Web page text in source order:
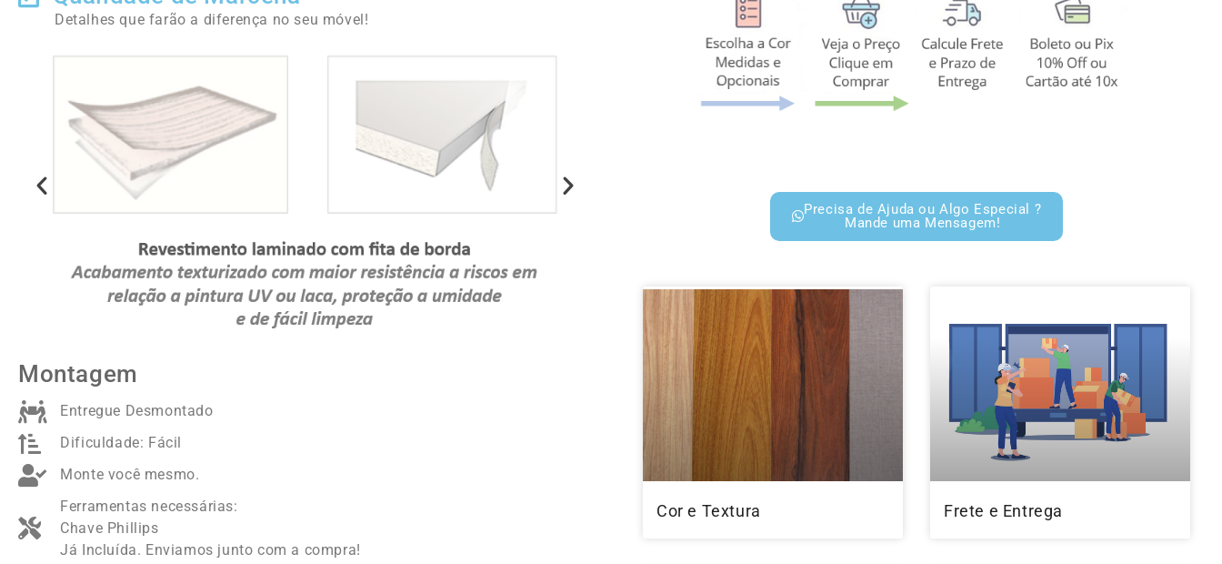
Detalhes que farão a diferença no seu móvel!
Montagem
Entregue Desmontado
Dificuldade: Fácil
Monte você mesmo.
Ferramentas necessárias:
Chave Phillips
Já Incluída. Enviamos junto com a compra!
Precisa de Ajuda ou Algo Especial ?
Mande uma Mensagem!
Cor e Textura Frete e Entrega